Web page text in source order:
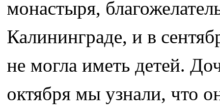
монастыря,
Калининграде, и в
не могла иметь детей.
октября мы узнали, что